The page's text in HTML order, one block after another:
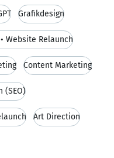
Grafikdesign
Website Relaunch
Content Marketing
(SEO)
Art Direction